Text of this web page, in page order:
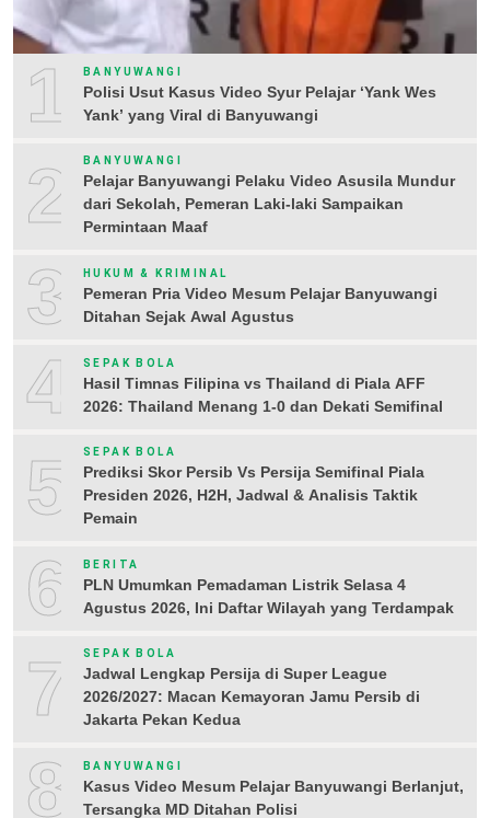
1 BANYUWANGI
Polisi Usut Kasus Video Syur Pelajar ‘Yank Wes
Yank’ yang Viral di Banyuwangi
2 BANYUWANGI
Pelajar Banyuwangi Pelaku Video Asusila Mundur
dari Sekolah, Pemeran Laki-laki Sampaikan
Permintaan Maaf
3 HUKUM & KRIMINAL
Pemeran Pria Video Mesum Pelajar Banyuwangi
Ditahan Sejak Awal Agustus
4 SEPAK BOLA
Hasil Timnas Filipina vs Thailand di Piala AFF
2026: Thailand Menang 1-0 dan Dekati Semifinal
5 SEPAK BOLA
Prediksi Skor Persib Vs Persija Semifinal Piala
Presiden 2026, H2H, Jadwal & Analisis Taktik
Pemain
6 BERITA
PLN Umumkan Pemadaman Listrik Selasa 4
Agustus 2026, Ini Daftar Wilayah yang Terdampak
7 SEPAK BOLA
Jadwal Lengkap Persija di Super League
2026/2027: Macan Kemayoran Jamu Persib di
Jakarta Pekan Kedua
8 BANYUWANGI
Kasus Video Mesum Pelajar Banyuwangi Berlanjut,
Tersangka MD Ditahan Polisi